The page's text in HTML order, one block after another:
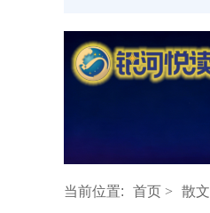
当前位置: 首页 散文